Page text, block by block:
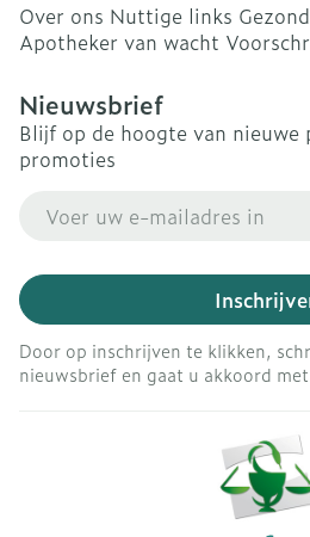
Over ons Nuttige links
Apotheker van wacht
Nieuwsbrief
Blijf op de hoogte van nieuwe
promoties
Door op inschrijven te klikken,
nieuwsbrief en gaat u akkoord